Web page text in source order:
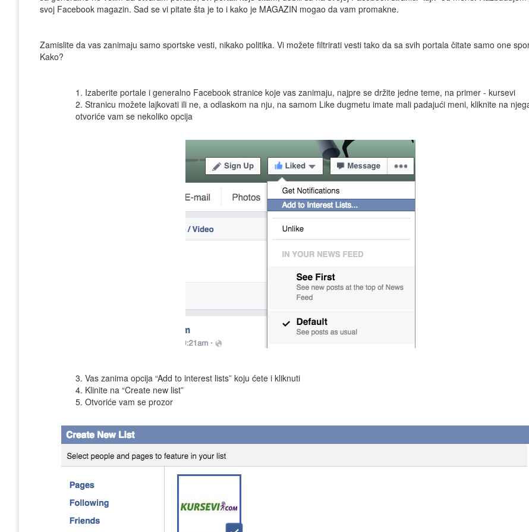
svoj Facebook magazin. Sad se vi pitate šta je to i kako je MAGAZIN mogao da vam promakne.
Zamislite da vas zanimaju samo sportske vesti, nikako politika. Vi možete filtrirati vesti tako da sa svih portala čitate samo one
Kako?
1. Izaberite portale i generalno Facebook stranice koje vas zanimaju, najpre se držite jedne teme, na primer - kursevi
2. Stranicu možete lajkovati ili ne, a odlaskom na nju, na samom Like dugmetu imate mali padajući meni, kliknite na
otvoriće vam se nekoliko opcija
3. Vas zanima opcija “Add to interest lists” koju ćete i kliknuti
4. Klinite na “Create new list”
5. Otvoriće vam se prozor